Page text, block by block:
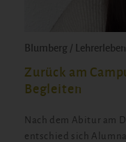
Blumberg / Lehrerleben
Zurück am
Begleiten
Nach dem Abitur am
entschied sich